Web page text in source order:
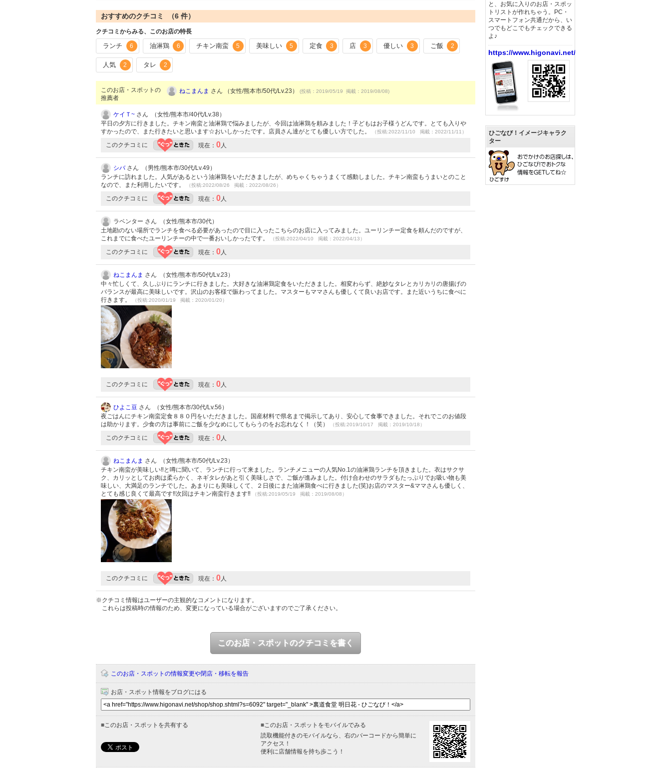
おすすめのクチコミ （6 件）
クチコミからみる、このお店の特長
ランチ 6 油淋鶏 6 チキン南蛮 5 美味しい 5 定食 3 店 3 優しい 3 ご飯 2
人気 2 タレ 2
このお店・スポットの
推薦者
ねこまんま さん （女性/熊本市/50代/Lv.23） (投稿：2019/05/19 掲載：2019/08/08)
ケイＴ~ さん （女性/熊本市/40代/Lv.38）
平日の夕方に行きました。チキン南蛮と油淋鶏で悩みましたが、今回は油淋鶏を頼みました！子どもはお子様うどんです。とても入りや
すかったので、また行きたいと思います☆おいしかったです。店員さん達がとても優しい方でした。
（投稿:2022/11/10 掲載：2022/11/11）
このクチコミに 現在： 0人
シバさん （男性/熊本市/30代/Lv.49）
ランチに訪れました。人気があるという油淋鶏をいただきましたが、めちゃくちゃうまくて感動しました。チキン南蛮もうまいとのこと
なので、また利用したいです。
（投稿:2022/08/26 掲載：2022/08/26）
このクチコミに 現在： 0人
ラベンター さん （女性/熊本市/30代）
土地勘のない場所でランチを食べる必要があったので目に入ったこちらのお店に入ってみました。ユーリンチー定食を頼んだのですが、
これまでに食べたユーリンチーの中で一番おいしかったです。
（投稿:2022/04/10 掲載：2022/04/13）
このクチコミに 現在： 0人
ねこまんま さん （女性/熊本市/50代/Lv.23）
中々忙しくて、久しぶりにランチに行きました。大好きな油淋鶏定食をいただきました。相変わらず、絶妙なタレとカリカリの唐揚げの
バランスが最高に美味しいです。沢山のお客様で賑わってました。マスターもママさんも優しくて良いお店です。また近いうちに食べに
行きます。
（投稿:2020/01/19 掲載：2020/01/20）
このクチコミに 現在： 0人
ひよこ豆 さん （女性/熊本市/30代/Lv.56）
夜ごはんにチキン南蛮定食８８０円をいただきました。国産材料で県名まで掲示してあり、安心して食事できました。それでこのお値段
は助かります。少食の方は事前にご飯を少なめにしてもらうのをお忘れなく！（笑）
（投稿:2019/10/17 掲載：2019/10/18）
このクチコミに 現在： 0人
ねこまんま さん （女性/熊本市/50代/Lv.23）
チキン南蛮が美味しい‼️と噂に聞いて、ランチに行って来ました。ランチメニューの人気No.1の油淋鶏ランチを頂きました。衣はサクサ
ク、カリッとしてお肉は柔らかく、ネギタレがあと引く美味しさで、ご飯が進みました。付け合わせのサラダもたっぷりでお吸い物も美
味しい、大満足のランチでした。あまりにも美味しくて、２日後にまた油淋鶏食べに行きました(笑)お店のマスター&ママさんも優しく、
とても感じ良くて最高です‼️次回はチキン南蛮行きます‼️
（投稿:2019/05/19 掲載：2019/08/08）
このクチコミに 現在： 0人
※クチコミ情報はユーザーの主観的なコメントになります。
これらは投稿時の情報のため、変更になっている場合がございますのでご了承ください。
このお店・スポットのクチコミを書く
このお店・スポットの情報変更や閉店・移転を報告
お店・スポット情報をブログにはる
■このお店・スポットを共有する ■このお店・スポットをモバイルでみる
読取機能付きのモバイルなら、右のバーコードから簡単に
アクセス！
便利に店舗情報を持ち歩こう！
と、お気に入りのお店・スポッ
トリストが作れちゃう。PC・
スマートフォン共通だから、い
つでもどこでもチェックできる
よ♪
https://www.higonavi.net/
ひごなび！イメージキャラク
ター